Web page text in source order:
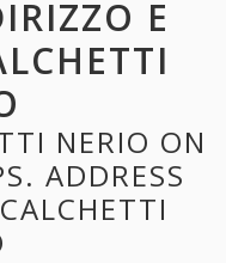
E
NERIO ON
ADDRESS